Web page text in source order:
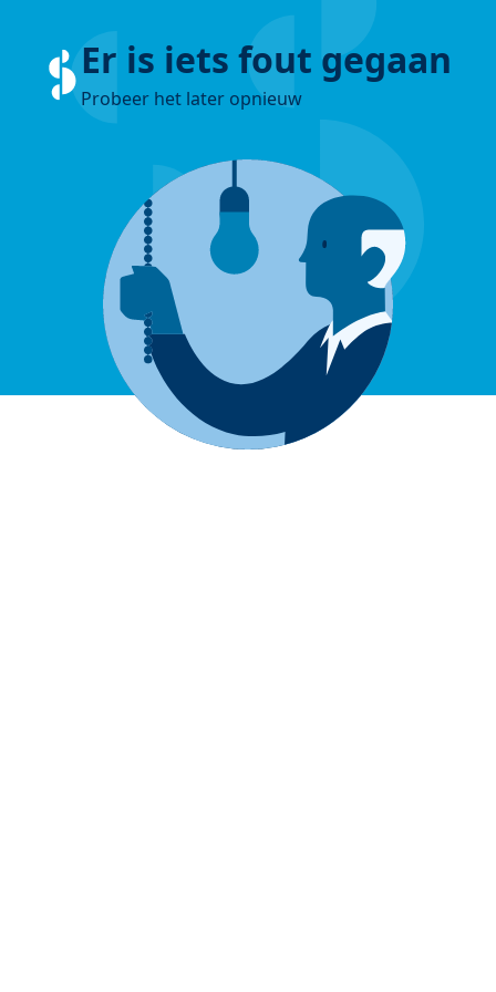
Er is iets fout gegaan
Probeer het later opnieuw